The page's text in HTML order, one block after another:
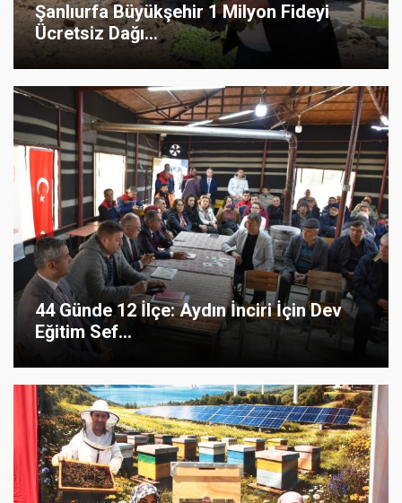
Şanlıurfa Büyükşehir 1 Milyon Fideyi
Ücretsiz Dağı...
44 Günde 12 İlçe: Aydın İnciri İçin Dev
Eğitim Sef...